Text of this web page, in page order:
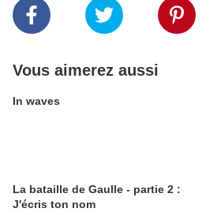
Vous aimerez aussi
In waves
La bataille de Gaulle - partie 2 :
J'écris ton nom